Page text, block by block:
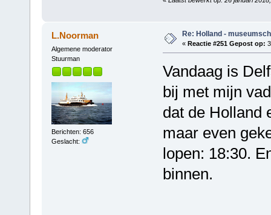
L.Noorman
Algemene moderator
Stuurman
Berichten: 656
Geslacht:
Re: Holland -
« Reactie #251 Gepost op:
Vandaag is
bij met mijn
dat de Holland
maar even
lopen: 18:30.
binnen.